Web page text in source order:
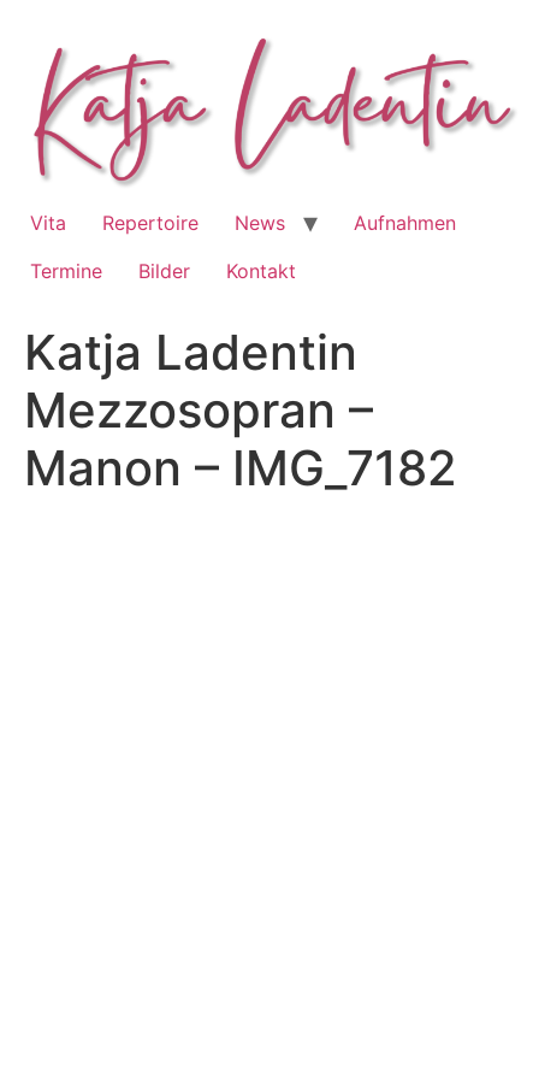
springen
Vita Repertoire News
Aufnahmen
Termine
Bilder Kontakt
Katja Ladentin
Mezzosopran –
Manon – IMG_7182